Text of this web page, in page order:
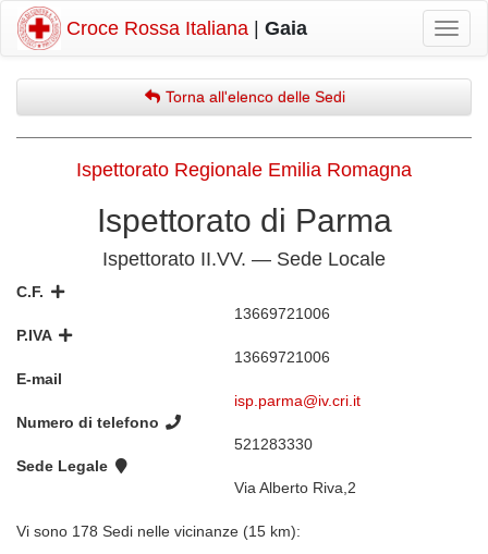
Croce Rossa Italiana Gaia
Torna all'elenco delle Sedi
Ispettorato Regionale Emilia Romagna
Ispettorato di Parma
Ispettorato II.VV. — Sede Locale
C.F.
13669721006
P.IVA
13669721006
E-mail
isp.parma@iv.cri.it
Numero di telefono
521283330
Sede Legale
Via Alberto Riva,2
Vi sono 178 Sedi nelle vicinanze (15 km):